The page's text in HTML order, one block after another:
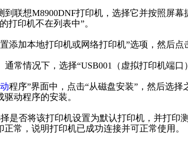
到联想M8900DNF打印机，选择它并按照屏
打印机不在列表中”。
添加本地打印机或网络打印机”选项，然后点
常情况下，选择“USB001（虚拟打印机端口
程序”界面中，点击“从磁盘安装”，然后选
动程序的安装。
是否将该打印机设置为默认打印机，并打印
常，说明打印机已成功连接并可正常使用。